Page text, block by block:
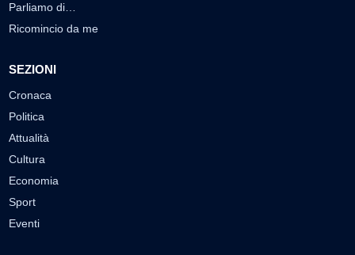
Parliamo di…
Ricomincio da me
SEZIONI
Cronaca
Politica
Attualità
Cultura
Economia
Sport
Eventi